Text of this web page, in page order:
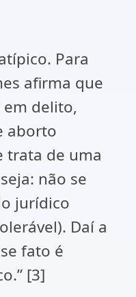
Para
afirma que
em delito,
aborto
trata de uma
não se
jurídico
Daí a
fato é
[3]